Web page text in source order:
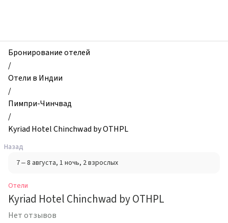
Kyriad
Hotel
Chinchwad
by
OTHPL,
Пимпри-
Чинчвад,
Индия
Бронирование отелей
/
Отели в Индии
/
Пимпри-Чинчвад
/
Kyriad Hotel Chinchwad by OTHPL
Назад
7 – 8 августа, 1 ночь, 2 взрослых
Отели
Kyriad Hotel Chinchwad by OTHPL
Нет отзывов